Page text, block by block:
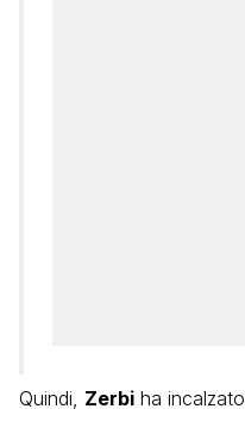
Quindi, Zerbi ha incalzato